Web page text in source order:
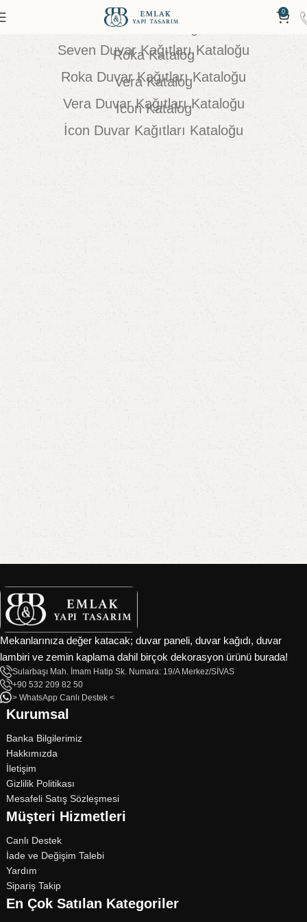
0
Seven Katalog
Seven Duvar Kağıtları Kataloğu
Roka Katalog
Roka Duvar Kağıtları Kataloğu
Vera Katalog
Vera Duvar Kağıtları Kataloğu
İcon Katalog
İcon Duvar Kağıtları Kataloğu
Mekanlarınıza değer katacak; duvar paneli, duvar kağıdı, duvar
lambiri ve zemin kaplama dahil birçok dekorasyon ürünü burada!
Sularbaşı Mah. İmam Hatip Sk. Numara: 19/A Merkez/SİVAS
+90 532 209 82 50
> WhatsApp Canlı Destek <
Kurumsal
Banka Bilgilerimiz
Hakkımızda
İletişim
Gizlilik Politikası
Mesafeli Satış Sözleşmesi
Müşteri Hizmetleri
Canlı Destek
İade ve Değişim Talebi
Yardım
Sipariş Takip
En Çok Satılan Kategoriler